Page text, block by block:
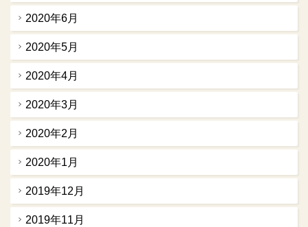
2020年6月
2020年5月
2020年4月
2020年3月
2020年2月
2020年1月
2019年12月
2019年11月